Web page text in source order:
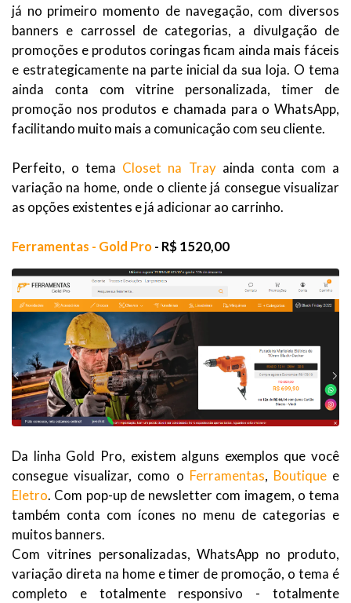
já no primeiro momento de navegação, com diversos
banners e carrossel de categorias, a divulgação de
promoções e produtos coringas ficam ainda mais fáceis
e estrategicamente na parte inicial da sua loja. O tema
ainda conta com vitrine personalizada, timer de
promoção nos produtos e chamada para o WhatsApp,
facilitando muito mais a comunicação com seu cliente.
Perfeito, o tema Closet na Trayainda conta com a
variação na home, onde o cliente já consegue visualizar
as opções existentes e já adicionar ao carrinho.
Ferramentas - Gold Pro- R$ 1520,00
Da linha Gold Pro, existem alguns exemplos que você
consegue visualizar, como o Ferramentas, Boutiquee
Eletro. Com pop-up de newsletter com imagem, o tema
também conta com ícones no menu de categorias e
muitos banners.
Com vitrines personalizadas, WhatsApp no produto,
variação direta na home e timer de promoção, o tema é
completo e totalmente responsivo - totalmente